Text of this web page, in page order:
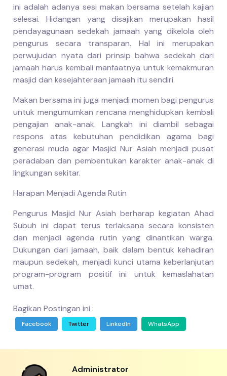
ini adalah adanya sesi makan bersama setelah kajian
selesai. Hidangan yang disajikan merupakan hasil
pendayagunaan sedekah jamaah yang dikelola oleh
pengurus secara transparan. Hal ini merupakan
perwujudan nyata dari prinsip bahwa sedekah dari
jamaah harus kembali manfaatnya untuk kemakmuran
masjid dan kesejahteraan jamaah itu sendiri.
Makan bersama ini juga menjadi momen bagi pengurus
untuk mengumumkan rencana menghidupkan kembali
pengajian anak-anak. Langkah ini diambil sebagai
respons atas kebutuhan pendidikan agama bagi
generasi muda agar Masjid Nur Asiah menjadi pusat
peradaban dan pembentukan karakter anak-anak di
lingkungan sekitar.
Harapan Menjadi Agenda Rutin
Pengurus Masjid Nur Asiah berharap kegiatan Ahad
Subuh ini dapat terus terlaksana secara konsisten
dan menjadi agenda rutin yang dinantikan warga.
Dukungan dari jamaah, baik dalam bentuk kehadiran
maupun sedekah, menjadi kunci utama keberlanjutan
program-program positif ini untuk kemaslahatan
umat.
Bagikan Postingan ini :
Facebook Twitter LinkedIn WhatsApp
Administrator